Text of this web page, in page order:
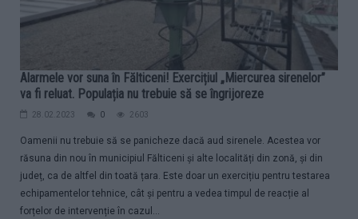
Alarmele vor suna în Fălticeni! Exercițiul „Miercurea sirenelor”
va fi reluat. Populația nu trebuie să se îngrijoreze
28.02.2023 0 2603
Oamenii nu trebuie să se panicheze dacă aud sirenele. Acestea vor
răsuna din nou în municipiul Fălticeni și alte localități din zonă, și din
județ, ca de altfel din toată țara. Este doar un exercițiu pentru testarea
echipamentelor tehnice, cât și pentru a vedea timpul de reacție al
forțelor de intervenție în cazul...